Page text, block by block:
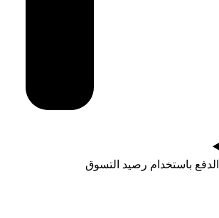
الدفع باستخدام رصيد التسوق